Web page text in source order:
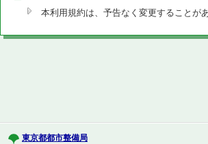
本利用規約は、予告なく変更することがあ
東京都都市整備局